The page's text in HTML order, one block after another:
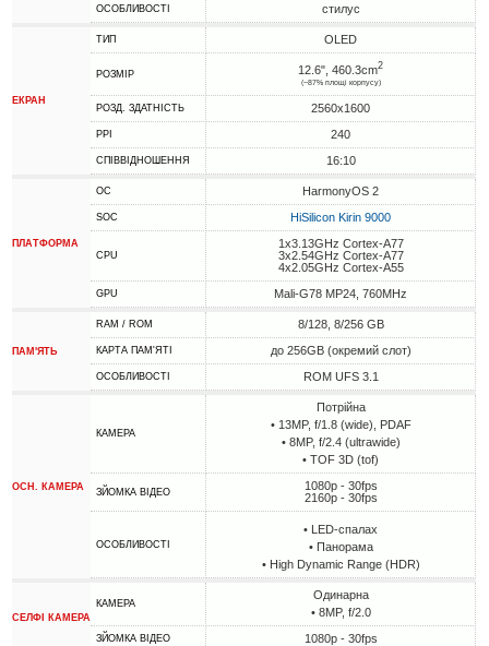
ОСОБЛИВОСТІ стилус
ЕКРАН
ТИП OLED
РОЗМІР 12.6", 460.3cm2
(~87% площі корпусу)
РОЗД. ЗДАТНІСТЬ 2560x1600
PPI 240
СПІВВІДНОШЕННЯ 16:10
ПЛАТФОРМА
ОС HarmonyOS 2
SOC HiSilicon Kirin 9000
CPU
1x3.13GHz Cortex-A77
3x2.54GHz Cortex-A77
4x2.05GHz Cortex-A55
GPU Mali-G78 MP24, 760MHz
ПАМ'ЯТЬ
RAM / ROM 8/128, 8/256 GB
КАРТА ПАМ'ЯТІ до 256GB (окремий слот)
ОСОБЛИВОСТІ ROM UFS 3.1
ОСН. КАМЕРА
КАМЕРА
Потрійна
• 13MP, f/1.8 (wide), PDAF
• 8MP, f/2.4 (ultrawide)
• TOF 3D (tof)
ЗЙОМКА ВІДЕО
1080p - 30fps
2160p - 30fps
ОСОБЛИВОСТІ
• LED-спалах
• Панорама
• High Dynamic Range (HDR)
СЕЛФІ КАМЕРА
КАМЕРА
Одинарна
• 8MP, f/2.0
ЗЙОМКА ВІДЕО 1080p - 30fps